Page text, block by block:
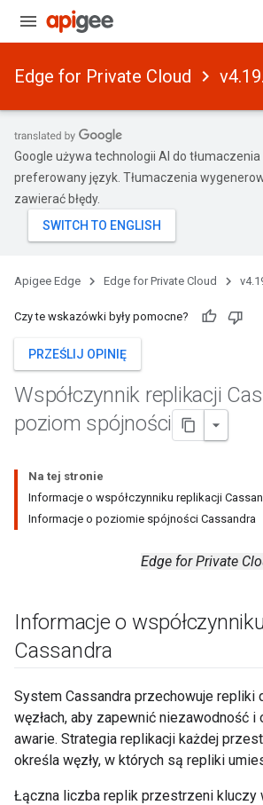
Edge for Private Cloud
Google używa technologii AI do
preferowany język. Tłumaczenia
zawierać błędy.
Apigee Edge Edge for Private Cloud
Czy te wskazówki były pomocne?
PRZEŚLIJ OPINIĘ
Współczynnik replikacji
poziom spójności
Na tej stronie
Informacje o współczynniku replikacji
Informacje o poziomie spójności Cassandra
Edge for Private
Informacje o
Cassandra
System Cassandra przechowuje repliki
węzłach, aby zapewnić niezawodność i
awarie. Strategia replikacji każdej
określa węzły, w których są repliki
Łączna liczba replik przestrzeni kluczy